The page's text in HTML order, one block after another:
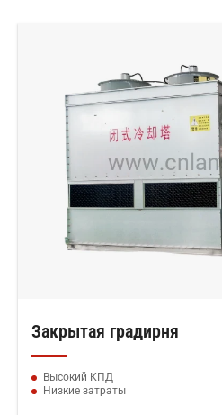
Закрытая градирня
Высокий КПД
Низкие затраты